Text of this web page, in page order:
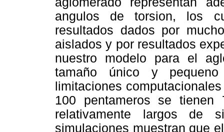
angulos de torsion, los
resultados dados por
aislados y por resultados
nuestro modelo para el
tamaño único y
limitaciones
100 pentameros se tienen
relativamente largos de
simulaciones muestran que